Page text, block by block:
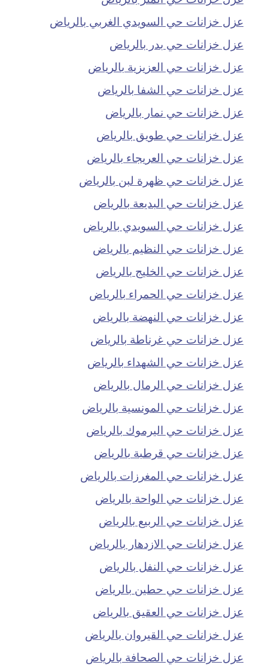
عزل خزانات حي السويدي الغربي بالرياض
عزل خزانات حي بدر بالرياض
عزل خزانات حي العزيزية بالرياض
عزل خزانات حي الشفا بالرياض
عزل خزانات حي نمار بالرياض
عزل خزانات حي طويق بالرياض
عزل خزانات حي العريجاء بالرياض
عزل خزانات حي ظهرة لبن بالرياض
عزل خزانات حي البديعة بالرياض
عزل خزانات حي السويدي بالرياض
عزل خزانات حي النظيم بالرياض
عزل خزانات حي الخليج بالرياض
عزل خزانات حي الحمراء بالرياض
عزل خزانات حي النهضة بالرياض
عزل خزانات حي غرناطة بالرياض
عزل خزانات حي الشهداء بالرياض
عزل خزانات حي الرمال بالرياض
عزل خزانات حي المونسية بالرياض
عزل خزانات حي اليرموك بالرياض
عزل خزانات حي قرطبة بالرياض
عزل خزانات حي المغرزات بالرياض
عزل خزانات حي الواحة بالرياض
عزل خزانات حي الربيع بالرياض
عزل خزانات حي الازدهار بالرياض
عزل خزانات حي النفل بالرياض
عزل خزانات حي حطين بالرياض
عزل خزانات حي العقيق بالرياض
عزل خزانات حي القيروان بالرياض
عزل خزانات حي الصحافة بالرياض